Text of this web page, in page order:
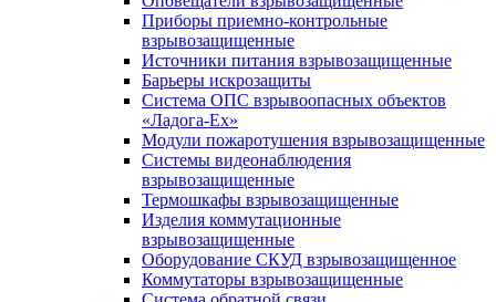
Приборы приемно-контрольные
взрывозащищенные
Источники питания взрывозащищенные
Барьеры искрозащиты
Система ОПС взрывоопасных объектов
«Ладога-Ex»
Модули пожаротушения взрывозащищенные
Системы видеонаблюдения
взрывозащищенные
Термошкафы взрывозащищенные
Изделия коммутационные
взрывозащищенные
Оборудование СКУД взрывозащищенное
Коммутаторы взрывозащищенные